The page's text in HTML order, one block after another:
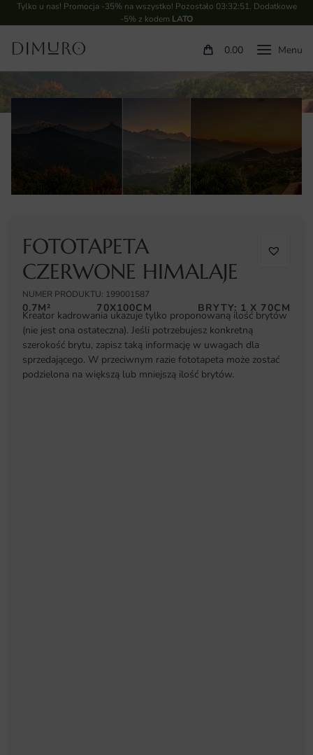
Tylko u nas! Promocja -35% na wszystko! Pozostało 03:32:51. Dodatkowe
-5% z kodem LATO
0.00
FOTOTAPETA
CZERWONE HIMALAJE
NUMER PRODUKTU: 199001587
0.7M² 70X100CM BRYTY: 1 X 70CM
Kreator kadrowania ukazuje tylko proponowaną ilość brytów
(nie jest ona ostateczna). Jeśli potrzebujesz konkretną
szerokość brytu, zapisz taką informację w uwagach dla
sprzedającego. W przeciwnym razie fototapeta może zostać
podzielona na większą lub mniejszą ilość brytów.